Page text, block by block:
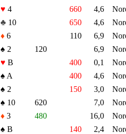
♥ 4 660 4,6
♣ 10 650 4,6
♦ 6 110 6,9
♠ 2 120 6,9
♥ B 400 0,1
♠ A 400 4,6
♠ 2 150 3,0
♠ 10 620 7,0
♦ 3 480 16,0
♠ B 140 2,4